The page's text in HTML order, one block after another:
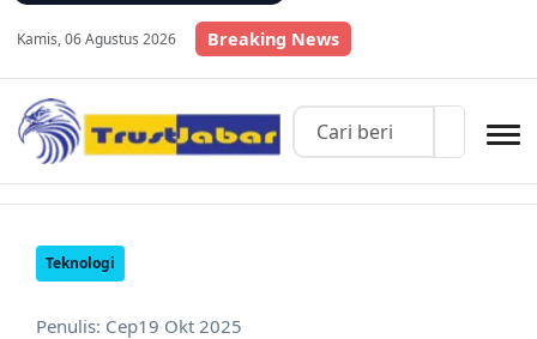
Kamis, 06 Agustus 2026 Breaking News
Teknologi
Penulis: Cep19 Okt 2025